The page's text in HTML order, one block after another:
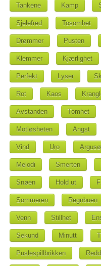
Tankene Kamp
Sjelefred Tosomhet
Drømmer Pusten
Klemmer Kjærlighet
Perfekt Lyser
Rot Kaos
Avstanden Tomhet
Motløsheten Angst
Vind Uro
Melodi Smerten
Snøen Hold ut
Sommeren Regnbuen
Venn Stillhet
Sekund Minutt
Puslespillbrikken Redd